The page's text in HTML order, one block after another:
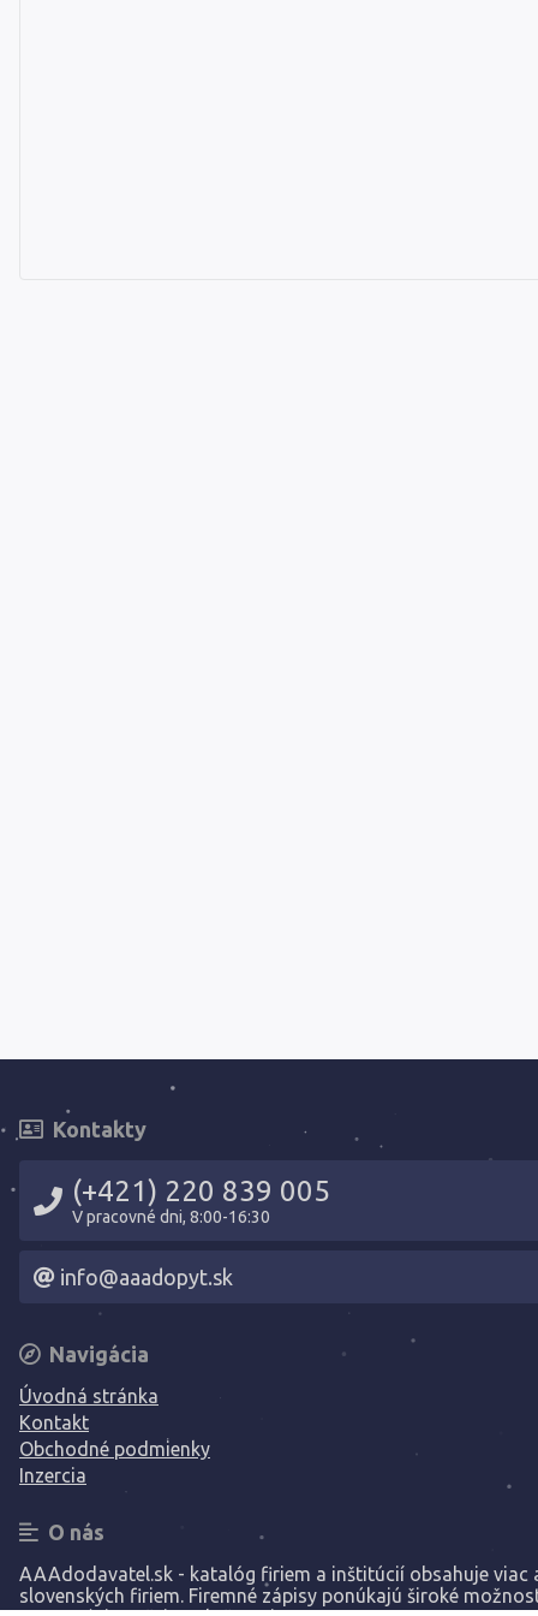
Kontakty
(+421) 220 839 005
V pracovné dni, 8:00-16:30
info@aaadopyt.sk
Navigácia
Úvodná stránka
Kontakt
Obchodné podmienky
Inzercia
O nás
AAAdodavatel.sk - katalóg firiem a inštitúcií obsahuje viac
slovenských firiem. Firemné zápisy ponúkajú široké